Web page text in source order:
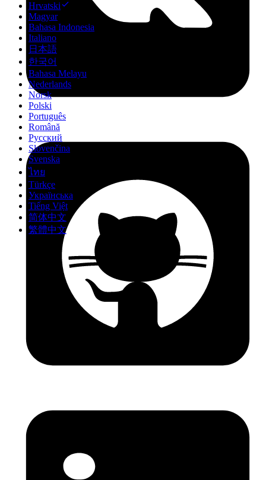
Hrvatski
Magyar
Bahasa Indonesia
Italiano
日本語
한국어
Bahasa Melayu
Nederlands
Norsk
Polski
Português
Română
Русский
Slovenčina
Svenska
ไทย
Türkçe
Українська
Tiếng Việt
简体中文
繁體中文